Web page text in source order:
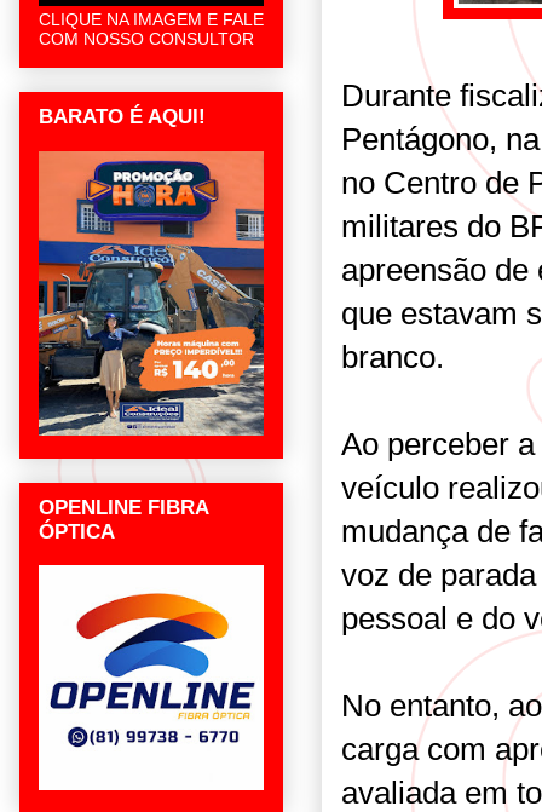
Durante
Pentágono,
no Centro de
militares do
apreensão de
que estavam
branco.
Ao perceber
veículo
mudança de
voz de
pessoal e do
No entanto,
carga com
avaliada em
CLIQUE NA IMAGEM E FALE
COM NOSSO CONSULTOR
BARATO É AQUI!
OPENLINE FIBRA
ÓPTICA